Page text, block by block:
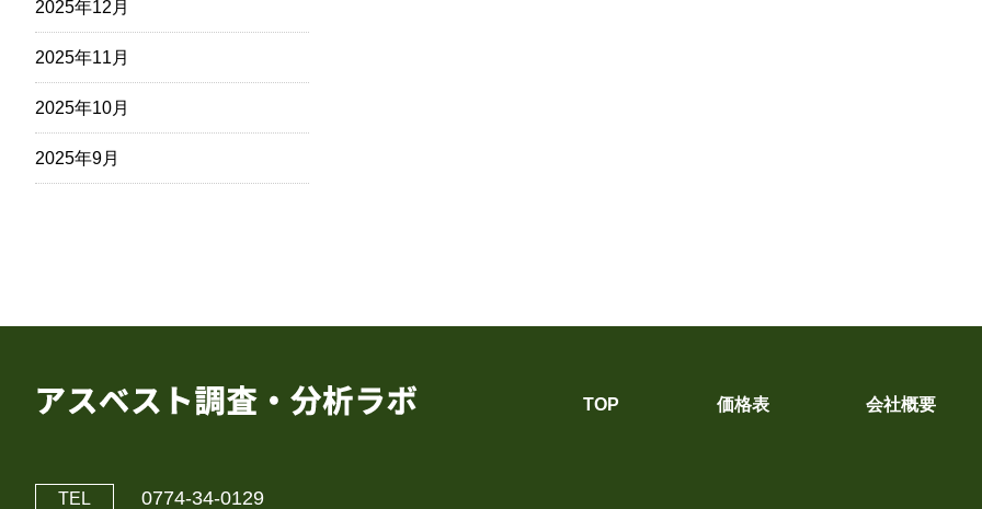
2025年12月
2025年11月
2025年10月
2025年9月
TOP 価格表 会社概要
TEL 0774-34-0129